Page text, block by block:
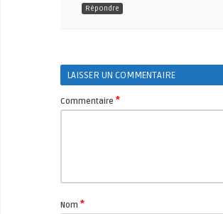
Répondre
LAISSER UN COMMENTAIRE
Commentaire *
Nom *